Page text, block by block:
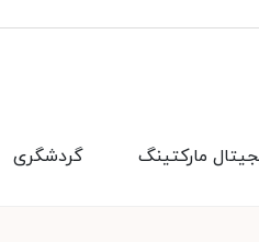
گردشگری مارکتینگ